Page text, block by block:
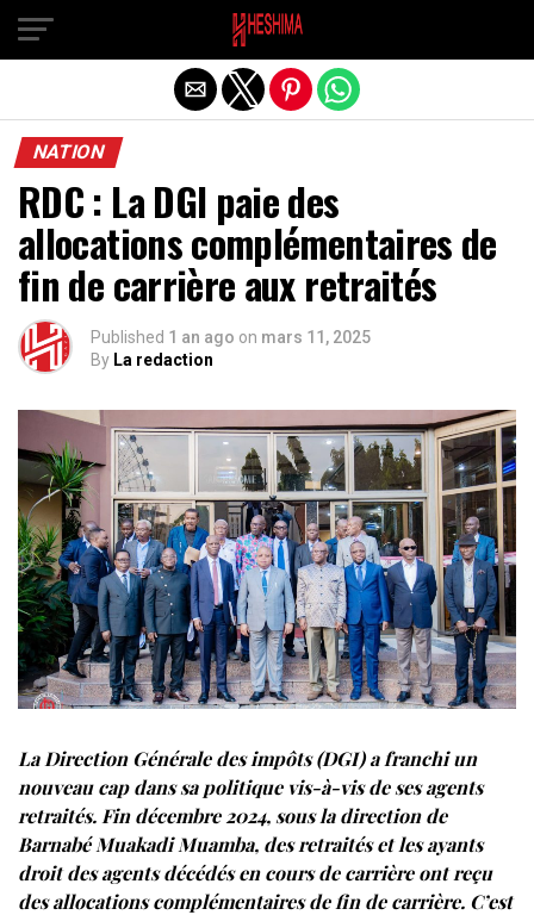
NATION
RDC : La DGI paie des
allocations complémentaires de
fin de carrière aux retraités
Published 1 an ago on mars 11, 2025
By La redaction
La Direction Générale des impôts (DGI) a franchi un
nouveau cap dans sa politique vis-à-vis de ses agents
retraités. Fin décembre 2024, sous la direction de
Barnabé Muakadi Muamba, des retraités et les ayants
droit des agents décédés en cours de carrière ont reçu
des allocations complémentaires de fin de carrière. C’est
Quitter la version mobile